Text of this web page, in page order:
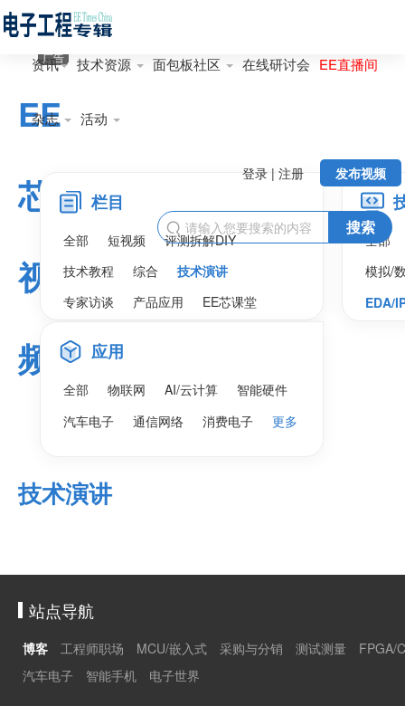
资讯 技术资源 面包板社区 在线研讨会 EE直播间
杂志 活动
发布视频
登录 | 注册
 搜索
EE
芯
视
频
广告
栏目
全部 短视频
评测拆解DIY
技术教程
综合
技术演讲
专家访谈
产品应用 EE芯课堂
全部
模拟/
EDA/
应用
全部 物联网 AI/云计算
智能硬件
汽车电子
通信网络 消费电子 更多
技术演讲
站点导航
博客 工程师职场 MCU/嵌入式 采购与分销 测试测量
FPGA/
汽车电子
智能手机 电子世界